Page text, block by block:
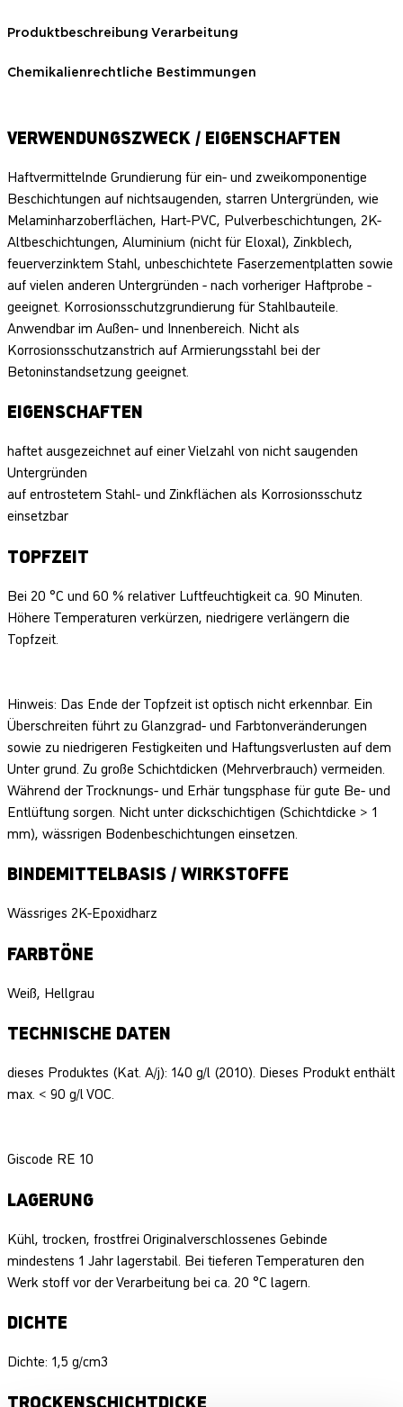
Produktbeschreibung Verarbeitung
Chemikalienrechtliche Bestimmungen
VERWENDUNGSZWECK / EIGENSCHAFTEN
Haftvermittelnde Grundierung für ein- und zweikomponentige
Beschichtungen auf nichtsaugenden, starren Untergründen, wie
Melaminharzoberflächen, Hart-PVC, Pulverbeschichtungen, 2K-
Altbeschichtungen, Aluminium (nicht für Eloxal), Zinkblech,
feuerverzinktem Stahl, unbeschichtete Faserzementplatten sowie
auf vielen anderen Untergründen - nach vorheriger Haftprobe -
geeignet. Korrosionsschutzgrundierung für Stahlbauteile.
Anwendbar im Außen- und Innenbereich. Nicht als
Korrosionsschutzanstrich auf Armierungsstahl bei der
Betoninstandsetzung geeignet.
EIGENSCHAFTEN
haftet ausgezeichnet auf einer Vielzahl von nicht saugenden
Untergründen
auf entrostetem Stahl- und Zinkflächen als Korrosionsschutz
einsetzbar
TOPFZEIT
Bei 20 °C und 60 % relativer Luftfeuchtigkeit ca. 90 Minuten.
Höhere Temperaturen verkürzen, niedrigere verlängern die
Topfzeit.
Hinweis: Das Ende der Topfzeit ist optisch nicht erkennbar. Ein
Überschreiten führt zu Glanzgrad- und Farbtonveränderungen
sowie zu niedrigeren Festigkeiten und Haftungsverlusten auf dem
Unter­ grund. Zu große Schichtdicken (Mehrverbrauch) vermeiden.
Während der Trocknungs- und Erhär­ tungsphase für gute Be- und
Entlüftung sorgen. Nicht unter dickschichtigen (Schichtdicke > 1
mm), wässrigen Bodenbeschichtungen einsetzen.
BINDEMITTELBASIS / WIRKSTOFFE
Wässriges 2K-Epoxidharz
FARBTÖNE
Weiß, Hellgrau
TECHNISCHE DATEN
dieses Produktes (Kat. A/j): 140 g/l (2010). Dieses Produkt enthält
max. < 90 g/l VOC.
Giscode RE 10
LAGERUNG
Kühl, trocken, frostfrei Originalverschlossenes Gebinde
mindestens 1 Jahr lagerstabil. Bei tieferen Temperaturen den
Werk­ stoff vor der Verarbeitung bei ca. 20 °C lagern.
DICHTE
Dichte: 1,5 g/cm3
TROCKENSCHICHTDICKE